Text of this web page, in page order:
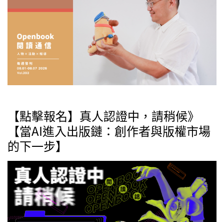
【點擊報名】真人認證中，請稍候》
【當AI進入出版鏈：創作者與版權市場
的下一步】